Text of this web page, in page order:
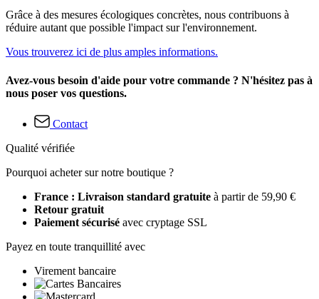
Grâce à des mesures écologiques concrètes, nous contribuons à
réduire autant que possible l'impact sur l'environnement.
Vous trouverez ici de plus amples informations.
Avez-vous besoin d'aide pour votre commande ? N'hésitez pas à
nous poser vos questions.
Contact
Qualité vérifiée
Pourquoi acheter sur notre boutique ?
France : Livraison standard gratuite à partir de 59,90 €
Retour gratuit
Paiement sécurisé avec cryptage SSL
Payez en toute tranquillité avec
Virement bancaire